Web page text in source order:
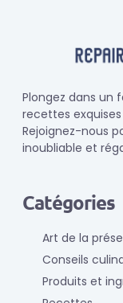
Plongez dans un
recettes exquises
Rejoignez-nous
inoubliable et
Catégories
Art de la
Conseils
Produits et